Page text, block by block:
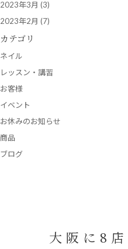
2023年3月 (3)
2023年2月 (7)
カテゴリ
ネイル
レッスン・講習
お客様
イベント
お休みのお知らせ
商品
ブログ
大阪に8